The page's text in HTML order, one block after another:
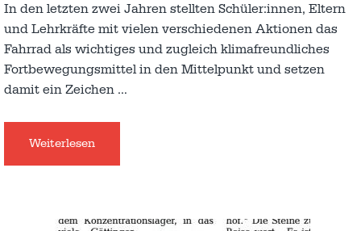
In den letzten zwei Jahren stellten Schüler:innen, Eltern
und Lehrkräfte mit vielen verschiedenen Aktionen das
Fahrrad als wichtiges und zugleich klimafreundliches
Fortbewegungsmittel in den Mittelpunkt und setzen
damit ein Zeichen …
Weiterlesen